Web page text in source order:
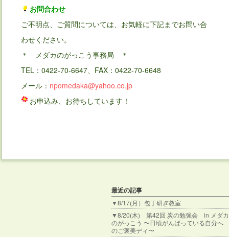
お問合わせ
ご不明点、ご質問については、お気軽に下記までお問い合
わせください。
＊ メダカのがっこう事務局 ＊
TEL：0422-70-6647、FAX：0422-70-6648
メール： npomedaka@yahoo.co.jp
お申込み、お待ちしています！
最近の記事
▼8/17(月）包丁研ぎ教室
▼8/20(木) 第42回 炭の勉強会 in メダカ
のがっこう 〜日頃がんばっている自分へ
のご褒美ディ〜